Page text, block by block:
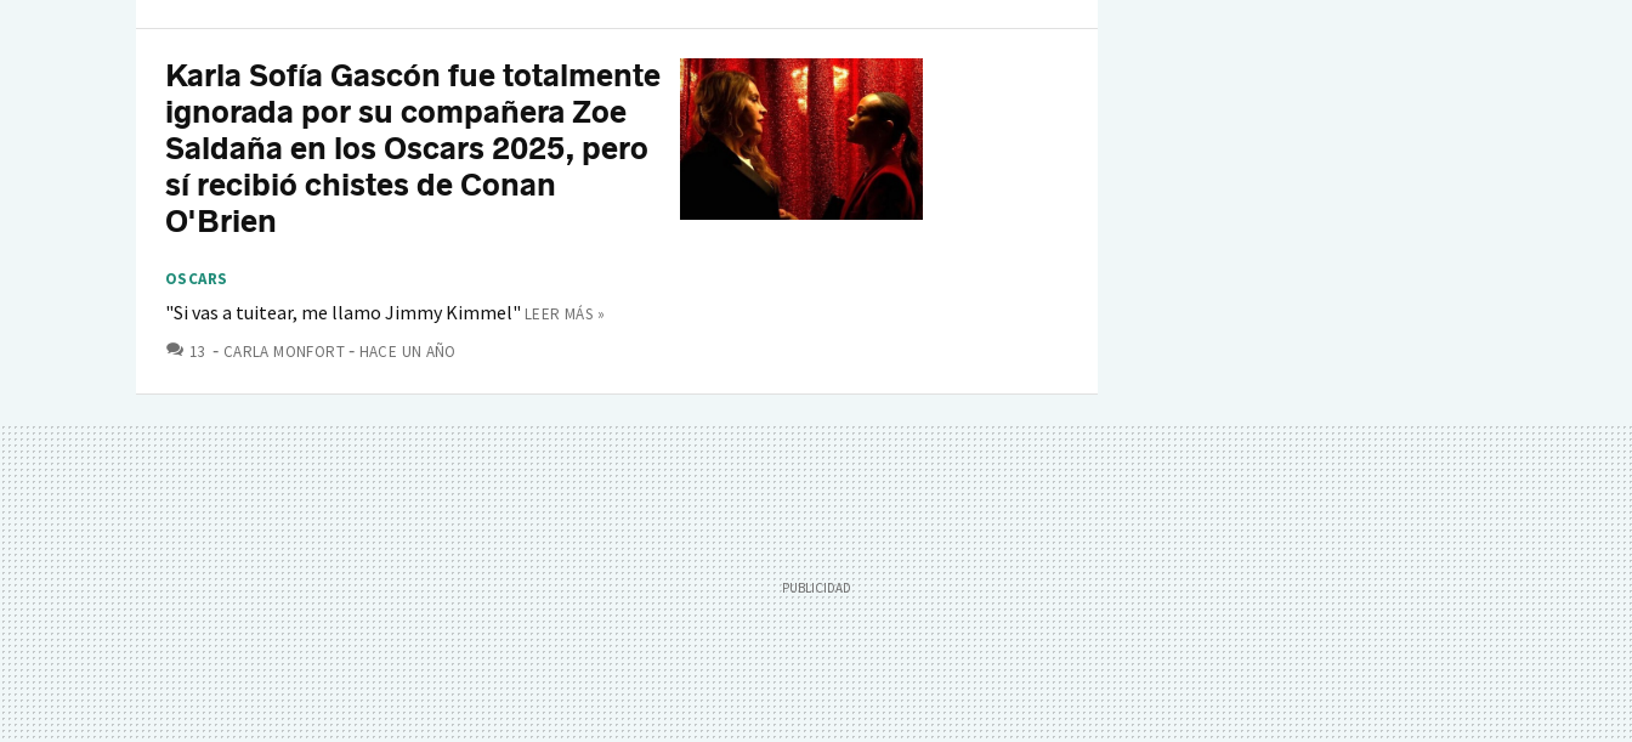
Karla Sofía Gascón fue totalmente
ignorada por su compañera Zoe
Saldaña en los Oscars 2025, pero
sí recibió chistes de Conan
O'Brien
OSCARS
"Si vas a tuitear, me llamo Jimmy Kimmel" LEER MÁS »
13 COMENTARIOS
CARLA MONFORT HACE UN AÑO